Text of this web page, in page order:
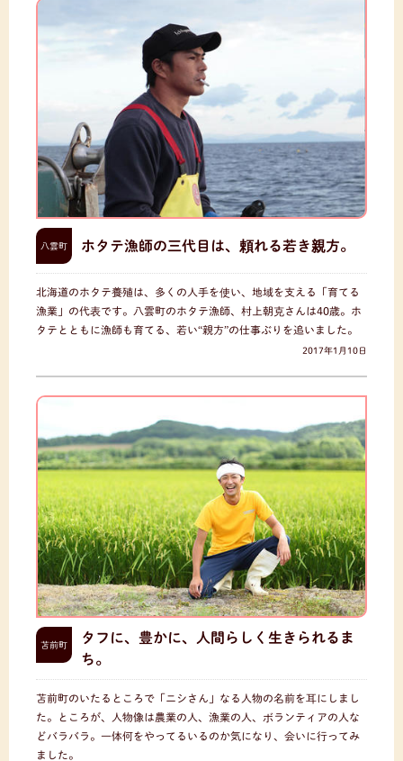
八雲町 ホタテ漁師の三代目は、頼れる若き親方。
北海道のホタテ養殖は、多くの人手を使い、地域を支える「育てる
漁業」の代表です。八雲町のホタテ漁師、村上朝克さんは40歳。ホ
タテとともに漁師も育てる、若い“親方”の仕事ぶりを追いました。
2017年1月10日
苫前町
タフに、豊かに、人間らしく生きられるま
ち。
苫前町のいたるところで「ニシさん」なる人物の名前を耳にしまし
た。ところが、人物像は農業の人、漁業の人、ボランティアの人な
どバラバラ。一体何をやってるいるのか気になり、会いに行ってみ
ました。